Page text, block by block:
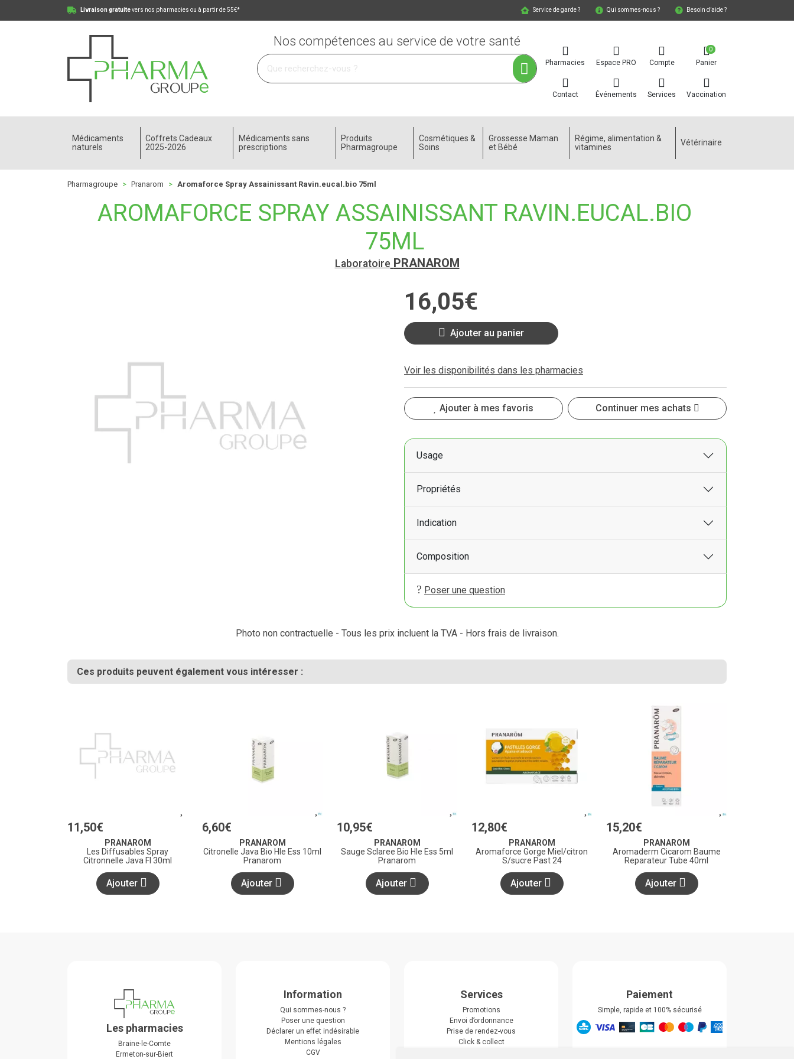
Livraison gratuitevers nos pharmacies ou à partir de 55€* Service de garde ? Qui sommes-nous ? Besoin d’aide ?
Pharmagroupe Votre pharmacie en ligne à votre service
Pharmacies
Contact
Espace PRO
Événements
Compte
Services
Panier
0
Vaccination
Nos compétences au service de votre santé
Médicaments
naturels
Coffrets Cadeaux
2025-2026
Médicaments sans
prescriptions
Produits
Pharmagroupe
Cosmétiques &
Soins
Grossesse Maman
et Bébé
Régime, alimentation &
vitamines
Vétérinaire
Pharmagroupe Pranarom Aromaforce Spray Assainissant Ravin.eucal.bio 75ml
AROMAFORCE SPRAY ASSAINISSANT RAVIN.EUCAL.BIO
75ML
Laboratoire PRANAROM
16,05€
Ajouter au panier
Voir les disponibilités dans les pharmacies
Ajouter à mes favoris Continuer mes achats
Usage
Propriétés
Indication
Composition
Poser une question
Photo non contractuelle - Tous les prix incluent la TVA - Hors frais de livraison.
Ces produits peuvent également vous intéresser :
11,50€
PRANAROM
Les Diffusables Spray
Citronnelle Java Fl 30ml
Ajouter
6,60€
PRANAROM
Citronelle Java Bio Hle Ess 10ml
Pranarom
Ajouter
10,95€
PRANAROM
Sauge Sclaree Bio Hle Ess 5ml
Pranarom
Ajouter
12,80€
PRANAROM
Aromaforce Gorge Miel/citron
S/sucre Past 24
Ajouter
15,20€
PRANAROM
Aromaderm Cicarom Baume
Reparateur Tube 40ml
Ajouter
Les pharmacies
Braine-le-Comte
Ermeton-sur-Biert
Information
Qui sommes-nous ?
Poser une question
Déclarer un effet indésirable
Mentions légales
CGV
Services
Promotions
Envoi d’ordonnance
Prise de rendez-vous
Click & collect
Paiement
Simple, rapide et 100% sécurisé